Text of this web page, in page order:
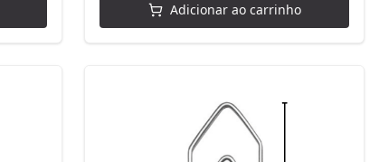
Adicionar ao carrinho